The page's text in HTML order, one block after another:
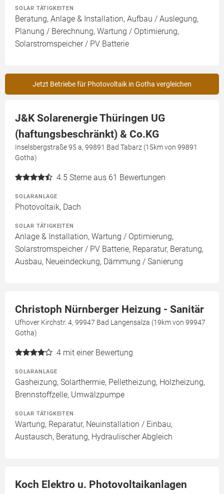
SOLAR TÄTIGKEITEN
Beratung, Anlage & Installation, Aufbau / Auslegung,
Planung / Berechnung, Wartung / Optimierung,
Solarstromspeicher / PV Batterie
Jetzt Betriebe für Photovoltaik in Gotha vergleichen
J&K Solarenergie Thüringen UG
(haftungsbeschränkt) & Co.KG
Inselsbergstraße 95 a, 99891 Bad Tabarz (15km von 99891
Gotha)
4.5 Sterne aus 61 Bewertungen
SOLARANLAGE
Photovoltaik, Dach
SOLAR TÄTIGKEITEN
Anlage & Installation, Wartung / Optimierung,
Solarstromspeicher / PV Batterie, Reparatur, Beratung,
Ausbau, Neueindeckung, Dämmung / Sanierung
Christoph Nürnberger Heizung - Sanitär
Ufhover Kirchstr. 4, 99947 Bad Langensalza (19km von 99947
Gotha)
4 mit einer Bewertung
SOLARANLAGE
Gasheizung, Solarthermie, Pelletheizung, Holzheizung,
Brennstoffzelle, Umwälzpumpe
SOLAR TÄTIGKEITEN
Wartung, Reparatur, Neuinstallation / Einbau,
Austausch, Beratung, Hydraulischer Abgleich
Koch Elektro u. Photovoltaikanlagen